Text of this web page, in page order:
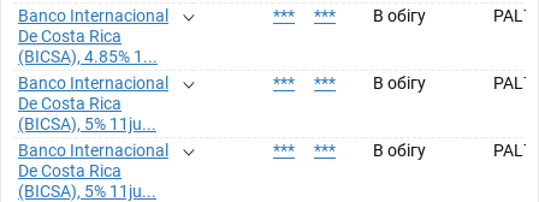
Banco Internacional
De Costa Rica
(BICSA), 4.85% 1...
*** *** В обігу
Banco Internacional
De Costa Rica
(BICSA), 5% 11ju...
*** *** В обігу
Banco Internacional
De Costa Rica
(BICSA), 5% 11ju...
*** *** В обігу